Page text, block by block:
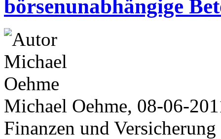
börsenunabhängige
Michael Oehme, 08-06-
Finanzen und Versicherung